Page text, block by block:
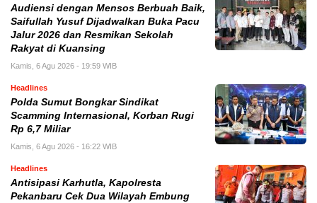
Audiensi dengan Mensos Berbuah Baik,
Saifullah Yusuf Dijadwalkan Buka Pacu
Jalur 2026 dan Resmikan Sekolah
Rakyat di Kuansing
Kamis, 6 Agu 2026 - 19:59 WIB
Headlines
Polda Sumut Bongkar Sindikat
Scamming Internasional, Korban Rugi
Rp 6,7 Miliar
Kamis, 6 Agu 2026 - 16:22 WIB
Headlines
Antisipasi Karhutla, Kapolresta
Pekanbaru Cek Dua Wilayah Embung